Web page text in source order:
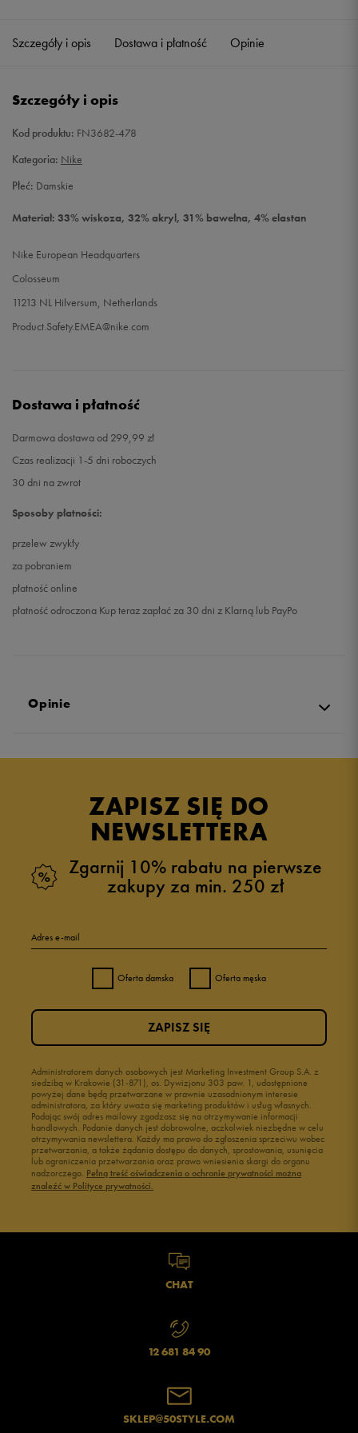
Szczegóły i opis Dostawa i płatność Opinie
Szczegóły i opis
Kod produktu: FN3682-478
Kategoria: Nike
Płeć: Damskie
Materiał: 33% wiskoza, 32% akryl, 31% bawełna, 4% elastan
Nike European Headquarters
Colosseum
11213 NL Hilversum, Netherlands
Product.Safety.EMEA@nike.com
Dostawa i płatność
Darmowa dostawa od 299,99 zł
Czas realizacji 1-5 dni roboczych
30 dni na zwrot
Sposoby płatności:
przelew zwykły
za pobraniem
płatność online
płatność odroczona Kup teraz zapłać za 30 dni z Klarną lub PayPo
Opinie
ZAPISZ SIĘ DO
NEWSLETTERA
Zgarnij 10% rabatu na pierwsze
zakupy za min. 250 zł
Adres e-mail
Oferta damska Oferta męska
Administratorem danych osobowych jest Marketing Investment Group S.A. z
siedzibą w Krakowie (31-871), os. Dywizjonu 303 paw. 1, udostępnione
powyżej dane będą przetwarzane w prawnie uzasadnionym interesie
administratora, za który uważa się marketing produktów i usług własnych.
Podając swój adres mailowy zgadzasz się na otrzymywanie informacji
handlowych. Podanie danych jest dobrowolne, aczkolwiek niezbędne w celu
otrzymywania newslettera. Każdy ma prawo do zgłoszenia sprzeciwu wobec
przetwarzania, a także żądania dostępu do danych, sprostowania, usunięcia
lub ograniczenia przetwarzania oraz prawo wniesienia skargi do organu
nadzorczego. Pełną treść oświadczenia o ochronie prywatności można
znaleźć w Polityce prywatności.
ZAPISZ SIĘ
CHAT
12 681 84 90
SKLEP@50STYLE.COM